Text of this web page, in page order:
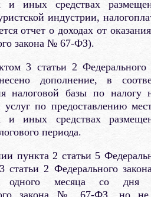
и иных средствах
индустрии,
отчет о доходах от
закона № 67-ФЗ).
3 статьи 2
дополнение, в
налоговой базы по налогу
услуг по предоставлению
и иных средствах
периода.
пункта 2 статьи 5
статьи 2 Федерального
одного месяца со дня
закона № 67-ФЗ, но не